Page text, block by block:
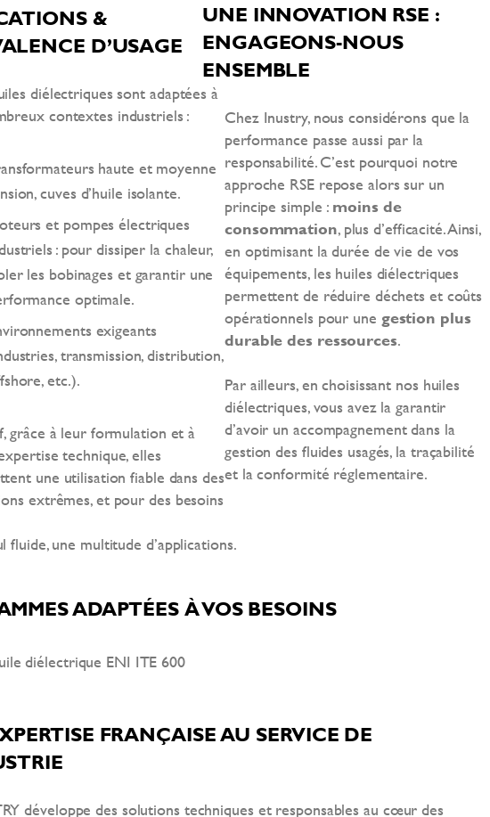
&
D’USAGE
diélectriques sont adaptées à
contextes industriels :
haute et moyenne
cuves d’huile isolante.
et pompes électriques
: pour dissiper la chaleur,
les bobinages et garantir une
optimale.
exigeants
transmission, distribution,
etc.).
grâce à leur formulation et à
technique, elles
une utilisation fiable dans des
extrêmes, et pour des besoins
UNE INNOVATION RSE :
ENGAGEONS-NOUS
ENSEMBLE
Chez Inustry, nous considérons que la
performance passe aussi par la
responsabilité. C’est pourquoi notre
approche RSE repose alors sur un
principe simple :moins de
consommation, plus d’efficacité. Ainsi,
en optimisant la durée de vie de vos
équipements, les huiles diélectriques
permettent de réduire déchets et coûts
opérationnels pour une gestion plus
durable des ressources.
Par ailleurs, en choisissant nos huiles
diélectriques, vous avez la garantir
d’avoir un accompagnement dans la
gestion des fluides usagés, la traçabilité
et la conformité réglementaire.
fluide, une multitude d’applications.
ADAPTÉES À VOS BESOINS
diélectrique ENI ITE 600
FRANÇAISE AU SERVICE DE
développe des solutions techniques et responsables au cœur des